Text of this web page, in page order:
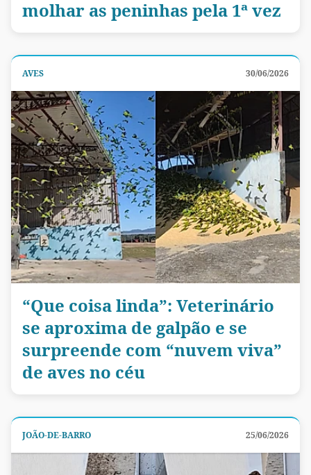
molhar as peninhas pela 1ª vez
AVES 30/06/2026
“Que coisa linda”: Veterinário
se aproxima de galpão e se
surpreende com “nuvem viva”
de aves no céu
JOÃO-DE-BARRO 25/06/2026